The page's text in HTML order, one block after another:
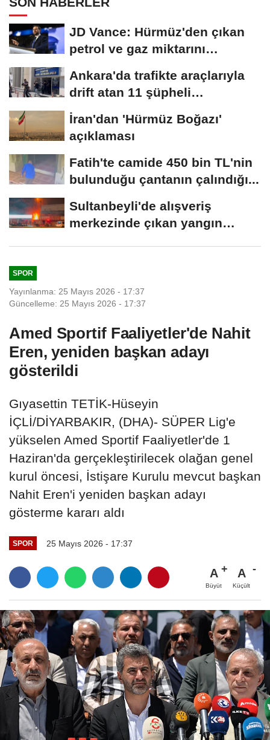
JD Vance: Hürmüz'den çıkan
petrol ve gaz miktarını
Ankara'da trafikte araçlarıyla
drift atan 11 şüpheli
gözaltına...
İran'dan 'Hürmüz Boğazı'
açıklaması
Fatih'te camide 450 bin TL'nin
bulunduğu çantanın çalındığı...
Sultanbeyli'de alışveriş
merkezinde çıkan yangın
SPOR
Yayınlanma: 25 Mayıs 2026 - 17:37
Güncelleme: 25 Mayıs 2026 - 17:37
Amed Sportif Faaliyetler'de Nahit
Eren, yeniden başkan adayı
gösterildi
Gıyasettin TETİK-Hüseyin
İÇLİ/DİYARBAKIR, (DHA)- SÜPER Lig'e
yükselen Amed Sportif Faaliyetler'de 1
Haziran'da gerçekleştirilecek olağan genel
kurul öncesi, İstişare Kurulu mevcut başkan
Nahit Eren'i yeniden başkan adayı
gösterme kararı aldı
SPOR 25 Mayıs 2026 - 17:37
A
Büyüt
A
Küçült